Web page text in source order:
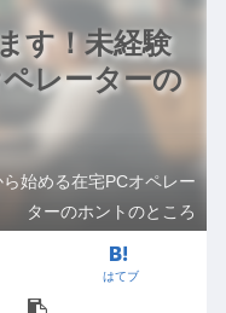
す！未経験
レーターの
始める在宅PCオペレー
ターのホントのところ
はてブ